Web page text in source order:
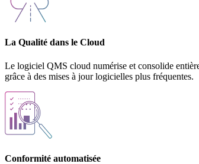
La Qualité dans le Cloud
Le logiciel QMS cloud numérise et consolide
grâce à des mises à jour logicielles plus fréquentes.
Conformité automatisée